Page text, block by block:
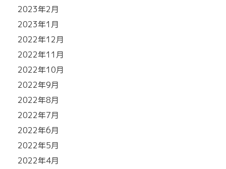
2023年2月
2023年1月
2022年12月
2022年11月
2022年10月
2022年9月
2022年8月
2022年7月
2022年6月
2022年5月
2022年4月